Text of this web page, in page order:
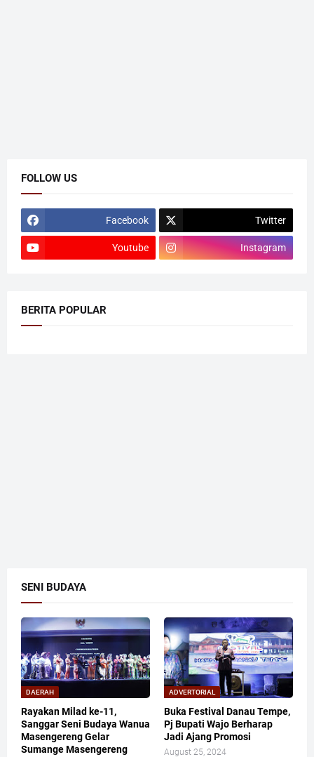
FOLLOW US
Facebook Twitter
Youtube Instagram
BERITA POPULAR
SENI BUDAYA
DAERAH
Rayakan Milad ke-11,
Sanggar Seni Budaya Wanua
Masengereng Gelar
Sumange Masengereng
ADVERTORIAL
Buka Festival Danau Tempe,
Pj Bupati Wajo Berharap
Jadi Ajang Promosi
August 25, 2024